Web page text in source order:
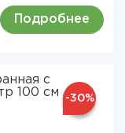
Подробнее
-30%